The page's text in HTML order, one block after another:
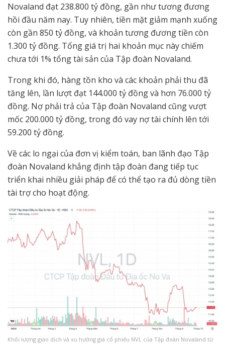
Novaland đạt 238.800 tỷ đồng, gần như tương đương
hồi đầu năm nay. Tuy nhiên, tiền mặt giảm mạnh xuống
còn gần 850 tỷ đồng, và khoản tương đương tiền còn
1.300 tỷ đồng. Tổng giá trị hai khoản mục này chiếm
chưa tới 1% tổng tài sản của Tập đoàn Novaland.
Trong khi đó, hàng tồn kho và các khoản phải thu đã
tăng lên, lần lượt đạt 144.000 tỷ đồng và hơn 76.000 tỷ
đồng. Nợ phải trả của Tập đoàn Novaland cũng vượt
mốc 200.000 tỷ đồng, trong đó vay nợ tài chính lên tới
59.200 tỷ đồng.
Về các lo ngại của đơn vị kiểm toán, ban lãnh đạo Tập
đoàn Novaland khẳng định tập đoàn đang tiếp tục
triển khai nhiều giải pháp để có thể tạo ra đủ dòng tiền
tài trợ cho hoạt động.
Khối lượng giao dịch và xu hướng giá cổ phiếu NVL của Tập đoàn Novaland từ